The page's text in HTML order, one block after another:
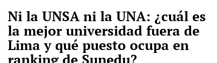
Ni la UNSA ni la UNA: ¿cuál es
la mejor universidad fuera de
Lima y qué puesto ocupa en
ranking de Sunedu?